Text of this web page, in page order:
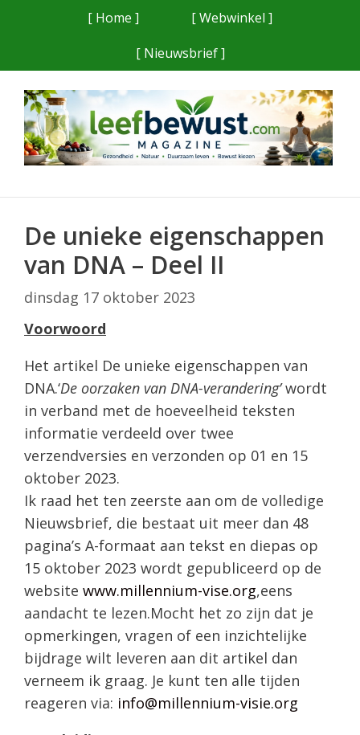
[ Home ]
[ Webwinkel ]
[ Nieuwsbrief ]
De unieke eigenschappen
van DNA – Deel II
dinsdag 17 oktober 2023
Voorwoord
Het artikel De unieke eigenschappen van
DNA.‘De oorzaken van DNA-verandering’wordt
in verband met de hoeveelheid teksten
informatie verdeeld over twee
verzendversies en verzonden op 01 en 15
oktober 2023.
Ik raad het ten zeerste aan om de volledige
Nieuwsbrief, die bestaat uit meer dan 48
pagina’s A-formaat aan tekst en diepas op
15 oktober 2023 wordt gepubliceerd op de
website www.millennium-vise.org,eens
aandacht te lezen.Mocht het zo zijn dat je
opmerkingen, vragen of een inzichtelijke
bijdrage wilt leveren aan dit artikel dan
verneem ik graag. Je kunt ten alle tijden
reageren via: info@millennium-visie.org